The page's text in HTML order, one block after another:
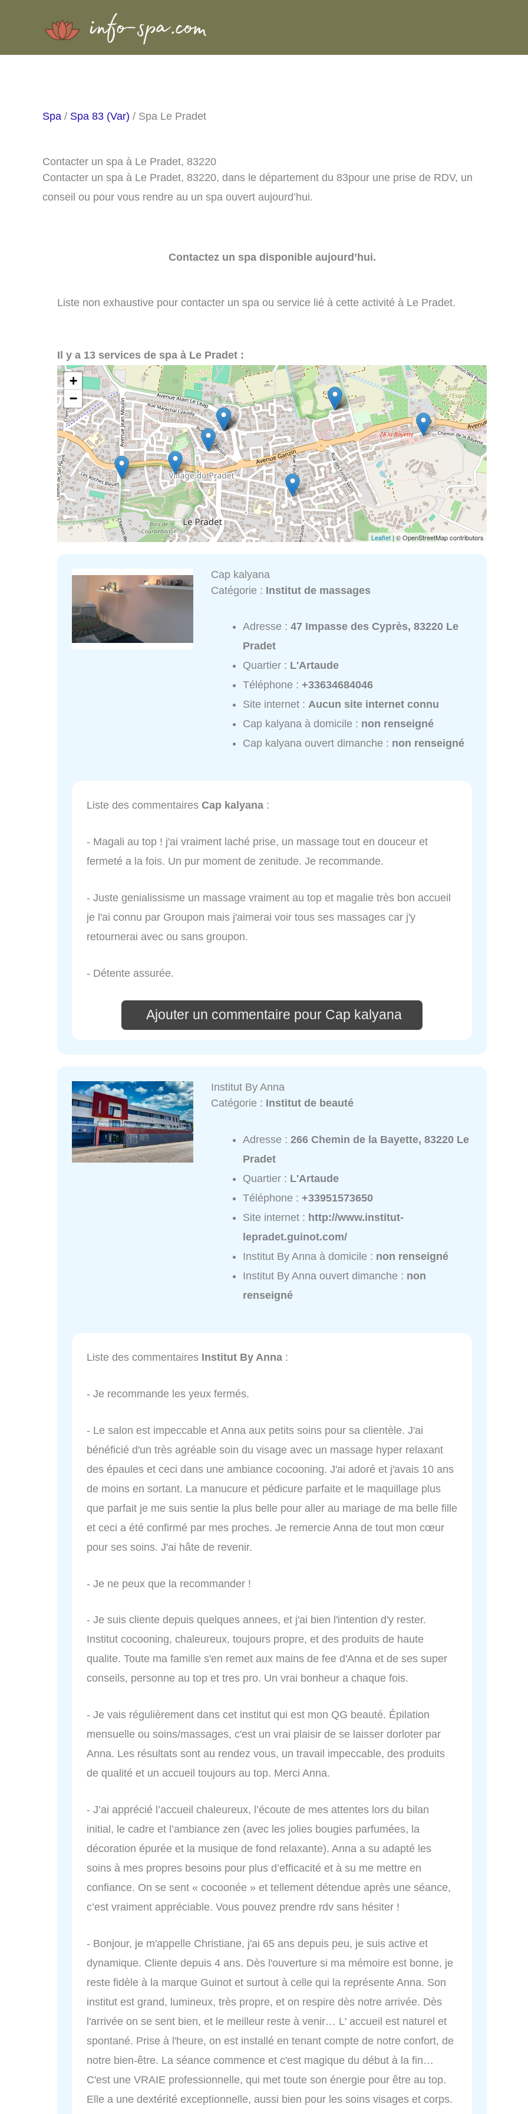
Spa / Spa 83 (Var) / Spa Le Pradet
Contacter un spa à Le Pradet, 83220
Contacter un spa à Le Pradet, 83220, dans le département du 83pour une prise de RDV, un
conseil ou pour vous rendre au un spa ouvert aujourd’hui.
Contactez un spa disponible aujourd’hui.
Liste non exhaustive pour contacter un spa ou service lié à cette activité à Le Pradet.
Il y a 13 services de spa à Le Pradet :
+
−
Leaflet | © OpenStreetMap contributors
Cap kalyana
Catégorie : Institut de massages
Adresse :47 Impasse des Cyprès, 83220 Le
Pradet
Quartier : L'Artaude
Téléphone :+33634684046
Site internet :Aucun site internet connu
Cap kalyana à domicile : non renseigné
Cap kalyana ouvert dimanche : non renseigné
Liste des commentaires Cap kalyana :
- Magali au top ! j'ai vraiment laché prise, un massage tout en douceur et
fermeté a la fois. Un pur moment de zenitude. Je recommande.
- Juste genialissisme un massage vraiment au top et magalie très bon accueil
je l'ai connu par Groupon mais j'aimerai voir tous ses massages car j'y
retournerai avec ou sans groupon.
- Détente assurée.
Ajouter un commentaire pour Cap kalyana
Institut By Anna
Catégorie : Institut de beauté
Adresse :266 Chemin de la Bayette, 83220 Le
Pradet
Quartier : L'Artaude
Téléphone :+33951573650
Site internet : http://www.institut-
lepradet.guinot.com/
Institut By Anna à domicile : non renseigné
Institut By Anna ouvert dimanche : non
renseigné
Liste des commentaires Institut By Anna :
- Je recommande les yeux fermés.
- Le salon est impeccable et Anna aux petits soins pour sa clientèle. J'ai
bénéficié d'un très agréable soin du visage avec un massage hyper relaxant
des épaules et ceci dans une ambiance cocooning. J'ai adoré et j'avais 10 ans
de moins en sortant. La manucure et pédicure parfaite et le maquillage plus
que parfait je me suis sentie la plus belle pour aller au mariage de ma belle fille
et ceci a été confirmé par mes proches. Je remercie Anna de tout mon cœur
pour ses soins. J'ai hâte de revenir.
- Je ne peux que la recommander !
- Je suis cliente depuis quelques annees, et j'ai bien l'intention d'y rester.
Institut cocooning, chaleureux, toujours propre, et des produits de haute
qualite. Toute ma famille s'en remet aux mains de fee d'Anna et de ses super
conseils, personne au top et tres pro. Un vrai bonheur a chaque fois.
- Je vais régulièrement dans cet institut qui est mon QG beauté. Épilation
mensuelle ou soins/massages, c'est un vrai plaisir de se laisser dorloter par
Anna. Les résultats sont au rendez vous, un travail impeccable, des produits
de qualité et un accueil toujours au top. Merci Anna.
- J’ai apprécié l’accueil chaleureux, l’écoute de mes attentes lors du bilan
initial, le cadre et l’ambiance zen (avec les jolies bougies parfumées, la
décoration épurée et la musique de fond relaxante). Anna a su adapté les
soins à mes propres besoins pour plus d’efficacité et à su me mettre en
confiance. On se sent « cocoonée » et tellement détendue après une séance,
c’est vraiment appréciable. Vous pouvez prendre rdv sans hésiter !
- Bonjour, je m'appelle Christiane, j'ai 65 ans depuis peu, je suis active et
dynamique. Cliente depuis 4 ans. Dès l'ouverture si ma mémoire est bonne, je
reste fidèle à la marque Guinot et surtout à celle qui la représente Anna. Son
institut est grand, lumineux, très propre, et on respire dès notre arrivée. Dès
l'arrivée on se sent bien, et le meilleur reste à venir… L' accueil est naturel et
spontané. Prise à l'heure, on est installé en tenant compte de notre confort, de
notre bien-être. La séance commence et c'est magique du début à la fin…
C'est une VRAIE professionnelle, qui met toute son énergie pour être au top.
Elle a une dextérité exceptionnelle, aussi bien pour les soins visages et corps.